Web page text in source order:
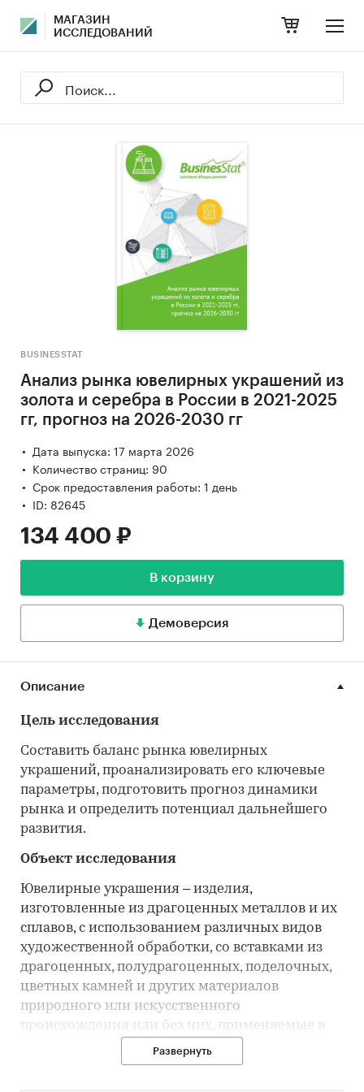
МАГАЗИН
ИССЛЕДОВАНИЙ
BUSINESSTAT
Анализ рынка ювелирных украшений из
золота и серебра в России в 2021-2025
гг, прогноз на 2026-2030 гг
Дата выпуска: 17 марта 2026
Количество страниц: 90
Срок предоставления работы: 1 день
ID: 82645
134 400 ₽
В корзину
Демоверсия
Описание
Цель исследования
Составить баланс рынка ювелирных
украшений, проанализировать его ключевые
параметры, подготовить прогноз динамики
рынка и определить потенциал дальнейшего
развития.
Объект исследования
Ювелирные украшения – изделия,
изготовленные из драгоценных металлов и их
сплавов, с использованием различных видов
художественной обработки, со вставками из
драгоценных, полудрагоценных, поделочных,
цветных камней и других материалов
природного или искусственного
происхождения или без них, применяемые в
качестве украшения тела или одежды.
Развернуть